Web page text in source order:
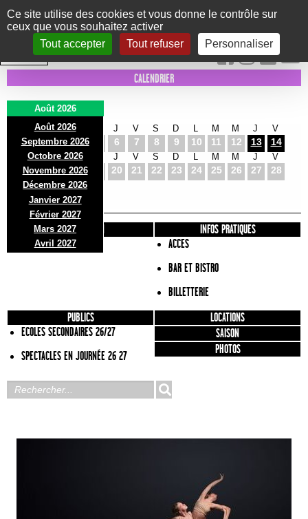
Panneau de gestion des cookies
Ce site utilise des cookies et vous donne le contrôle sur
ceux que vous souhaitez activer
Tout accepter
Tout refuser Personnaliser
Le Marni
CONCERTS DANSE/CIRQUE THÉÂTRE KIDS EXPOS EVENTS
INTRA MUROS
CALENDRIER
Août 2026
Août 2026
Septembre 2026
Octobre 2026
Novembre 2026
Décembre 2026
Janvier 2027
Février 2027
Mars 2027
Avril 2027
D
2
L
3
M
4
J
6
V
7
S
8
D
9 10
M
11
M
12
J
13
V
14
D
16
L
17
M
18
J
20
V
21
S
22
D
23 24
M
25
M
26
J
27
V
28
D
30
L
31
PRÉSENTATION
INFOS PRATIQUES
ACCES
BAR ET BISTRO
BILLETTERIE
PUBLICS
ECOLES SECONDAIRES 26/27
SPECTACLES EN JOURNÉE 26 27
LOCATIONS
SAISON
PHOTOS